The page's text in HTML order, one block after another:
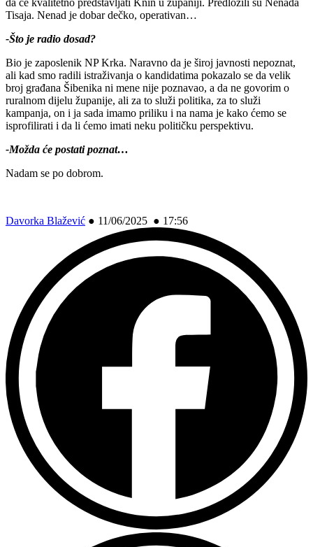
da će kvalitetno predstavljati Knin u županiji. Predložili su Nenada
Tisaja. Nenad je dobar dečko, operativan…
-Što je radio dosad?
Bio je zaposlenik NP Krka. Naravno da je široj javnosti nepoznat,
ali kad smo radili istraživanja o kandidatima pokazalo se da velik
broj građana Šibenika ni mene nije poznavao, a da ne govorim o
ruralnom dijelu županije, ali za to služi politika, za to služi
kampanja, on i ja sada imamo priliku i na nama je kako ćemo se
isprofilirati i da li ćemo imati neku političku perspektivu.
-Možda će postati poznat…
Nadam se po dobrom.
Davorka Blažević ● 11/06/2025 ● 17:56